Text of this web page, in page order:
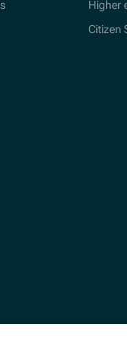
Higher
Citizen